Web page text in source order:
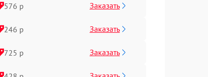
576 р Заказать
246 р Заказать
725 р Заказать